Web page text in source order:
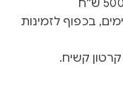
זמן ייצור 3-5 ימים + זמן משלוח 1-3 ימים, בכפוף לזמינות
קשיח.